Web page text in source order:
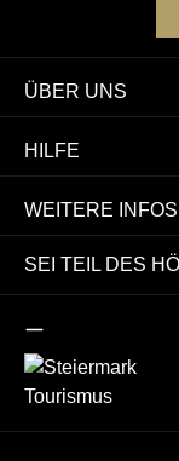
ÜBER UNS
HILFE
WEITERE INFOS
SEI TEIL DES